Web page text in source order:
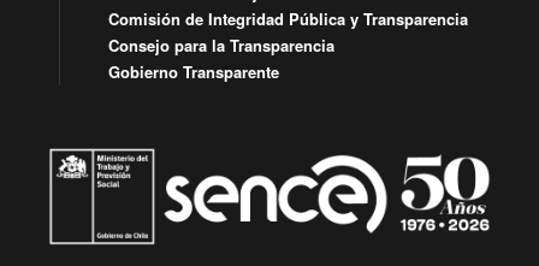
Comisión de Integridad Pública y Transparencia
Consejo para la Transparencia
Gobierno Transparente